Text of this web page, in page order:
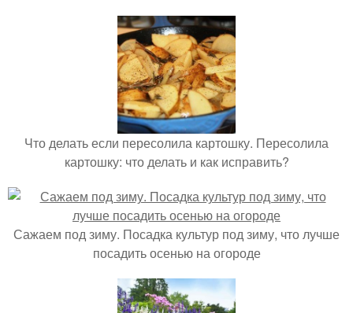
Что делать если пересолила картошку. Пересолила
картошку: что делать и как исправить?
Сажаем под зиму. Посадка культур под зиму, что лучше
посадить осенью на огороде